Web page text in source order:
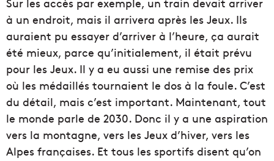
à un endroit, mais il arrivera après les Jeux. Ils
auraient pu essayer d’arriver à l’heure, ça aurait
été mieux, parce qu’initialement, il était prévu
pour les Jeux. Il y a eu aussi une remise des prix
où les médaillés tournaient le dos à la foule. C’est
du détail, mais c’est important. Maintenant, tout
le monde parle de 2030. Donc il y a une aspiration
vers la montagne, vers les Jeux d’hiver, vers les
Alpes françaises. Et tous les sportifs disent qu’on